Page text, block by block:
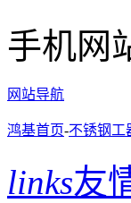
手机网
网站导航
鸿基首页-不锈钢工
links友